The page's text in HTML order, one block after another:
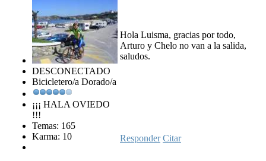
DESCONECTADO
Bicicletero/a Dorado/a
¡¡¡ HALA OVIEDO
!!!
Temas: 165
Karma: 10
Hola Luisma, gracias por todo,
Arturo y Chelo no van a la salida,
saludos.
Responder Citar